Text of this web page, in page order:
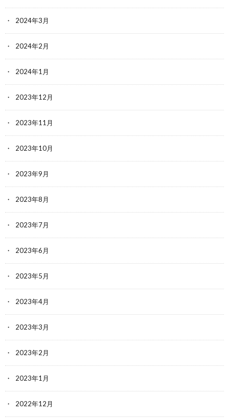
2024年3月
2024年2月
2024年1月
2023年12月
2023年11月
2023年10月
2023年9月
2023年8月
2023年7月
2023年6月
2023年5月
2023年4月
2023年3月
2023年2月
2023年1月
2022年12月